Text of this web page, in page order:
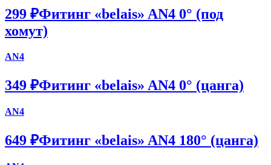
299 ₽Фитинг «belais» AN4 0° (под
хомут)
AN4
349 ₽Фитинг «belais» AN4 0° (цанга)
AN4
649 ₽Фитинг «belais» AN4 180° (цанга)